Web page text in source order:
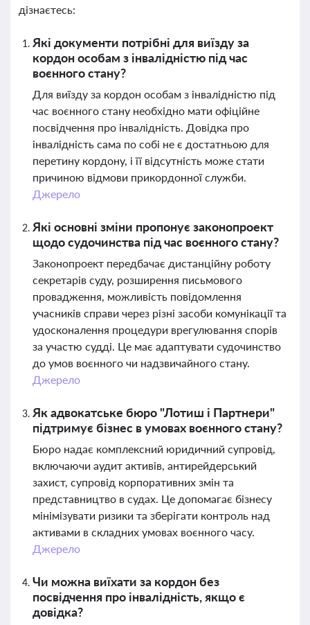
дізнаєтесь:
Які документи потрібні для виїзду за
кордон особам з інвалідністю під час
воєнного стану?
Для виїзду за кордон особам з інвалідністю під
час воєнного стану необхідно мати офіційне
посвідчення про інвалідність. Довідка про
інвалідність сама по собі не є достатньою для
перетину кордону, і її відсутність може стати
причиною відмови прикордонної служби.
Джерело
Які основні зміни пропонує законопроект
щодо судочинства під час воєнного стану?
Законопроект передбачає дистанційну роботу
секретарів суду, розширення письмового
провадження, можливість повідомлення
учасників справи через різні засоби комунікації та
удосконалення процедури врегулювання спорів
за участю судді. Це має адаптувати судочинство
до умов воєнного чи надзвичайного стану.
Джерело
Як адвокатське бюро "Лотиш і Партнери"
підтримує бізнес в умовах воєнного стану?
Бюро надає комплексний юридичний супровід,
включаючи аудит активів, антирейдерський
захист, супровід корпоративних змін та
представництво в судах. Це допомагає бізнесу
мінімізувати ризики та зберігати контроль над
активами в складних умовах воєнного часу.
Джерело
Чи можна виїхати за кордон без
посвідчення про інвалідність, якщо є
довідка?